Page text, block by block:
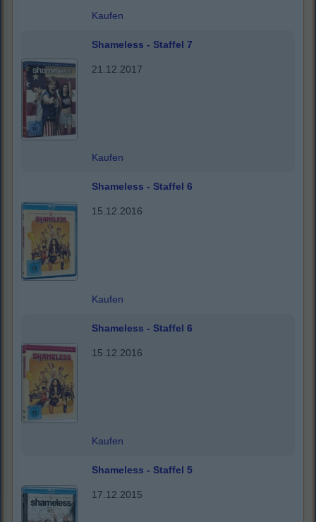
Kaufen
Shameless - Staffel 7
21.12.2017
Kaufen
Shameless - Staffel 6
15.12.2016
Kaufen
Shameless - Staffel 6
15.12.2016
Kaufen
Shameless - Staffel 5
17.12.2015